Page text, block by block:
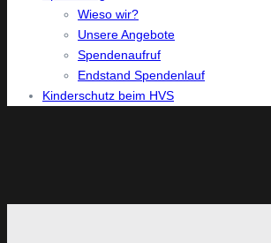
Wieso wir?
Unsere Angebote
Spendenaufruf
Endstand Spendenlauf
Kinderschutz beim HVS